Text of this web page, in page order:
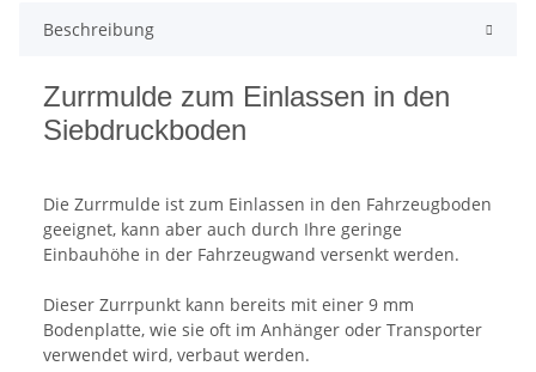
Beschreibung
Zurrmulde zum Einlassen in den
Siebdruckboden
Die Zurrmulde ist zum Einlassen in den Fahrzeugboden
geeignet, kann aber auch durch Ihre geringe
Einbauhöhe in der Fahrzeugwand versenkt werden.
Dieser Zurrpunkt kann bereits mit einer 9 mm
Bodenplatte, wie sie oft im Anhänger oder Transporter
verwendet wird, verbaut werden.